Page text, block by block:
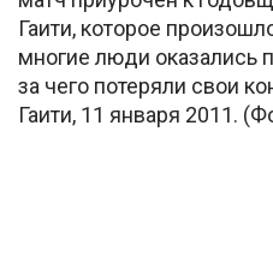
Гаити, которое
многие люди оказались
за чего потеряли свои
Гаити, 11 января 2011.